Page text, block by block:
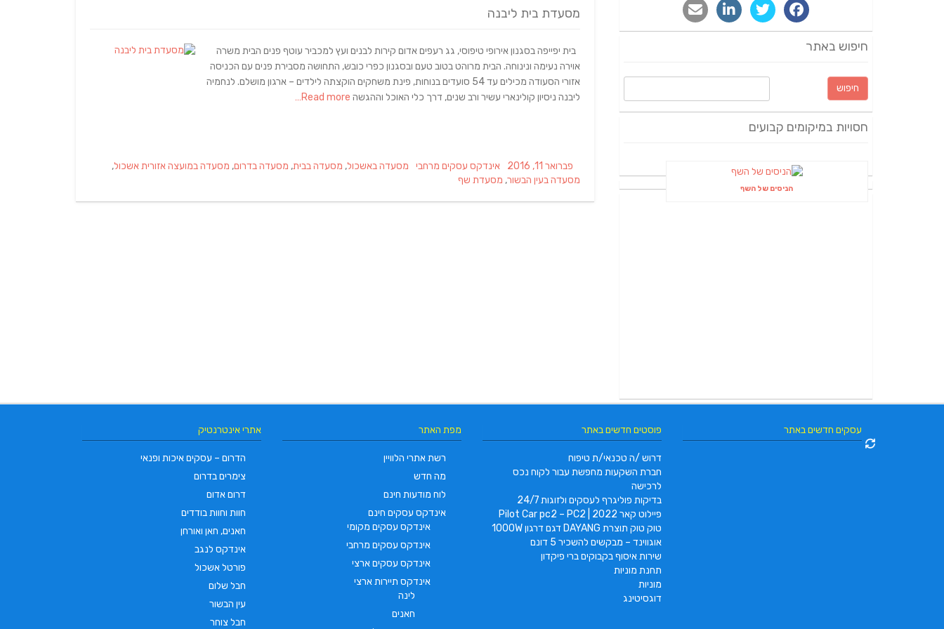
מסעדת בית ליבנה
בית יפייפה בסגנון אירופי טיפוסי, גג רעפים אדום קירות לבנים ועץ למכביר עוטף פנים הבית משרה
אוירה נעימה ונינוחה. הבית מרוהט בטוב טעם ובסגנון כפרי כובש, התחושה מסבירת פנים עם הכניסה
אזורי הסעודה מכילים עד 54 סועדים בנוחות, פינת משחקים הוקצתה לילדים – ארגון מושלם. לנחמיה
ליבנה ניסיון קולינארי עשיר ורב שנים, דרך כלי האוכל וההגשה
Posted
on
פברואר 11, 2016 Categories
אינדקס עסקים מרחבי Tags
מסעדה באשכול, מסעדה בבית, מסעדה בדרום, מסעדה במועצה אזורית אשכול,
מסעדה בעין הבשור, מסעדת שף
חיפוש באתר
חיפוש:
חסויות במיקומים קבועים
הניסים של השף
אתרי אינטרנטיק
הדרום – עסקים איכות ופנאי
צימרים בדרום
דרום אדום
חוות וחוות בודדים
חאנים, חאן ואורחן
אינדקס לנגב
פורטל אשכול
חבל שלום
עין הבשור
חבל צוחר
מפת האתר
רשת אתרי הלוויין
מה חדש
לוח מודעות חינם
אינדקס עסקים חינם
אינדקס עסקים מקומי
אינדקס עסקים מרחבי
אינדקס עסקים ארצי
אינדקס תיירות ארצי
לינה
חאנים
פוסטים חדשים באתר
דרוש /ה טכנאי/ת טיפוח
חברת השקעות מחפשת עבור לקוח נכס
לרכישה
בדיקות פוליגרף לעסקים ולזוגות 24/7
פיילוט קאר 2022 | Pilot Car pc2 – PC2
טוק טוק תוצרת DAYANG דגם דרגון 1000W
אוגווינד – מבקשים להשכיר 5 דונם
שירות איסוף בקבוקים ברי פיקדון
תחנת מוניות
מוניות
דוגסיטינג
עסקים חדשים באתר